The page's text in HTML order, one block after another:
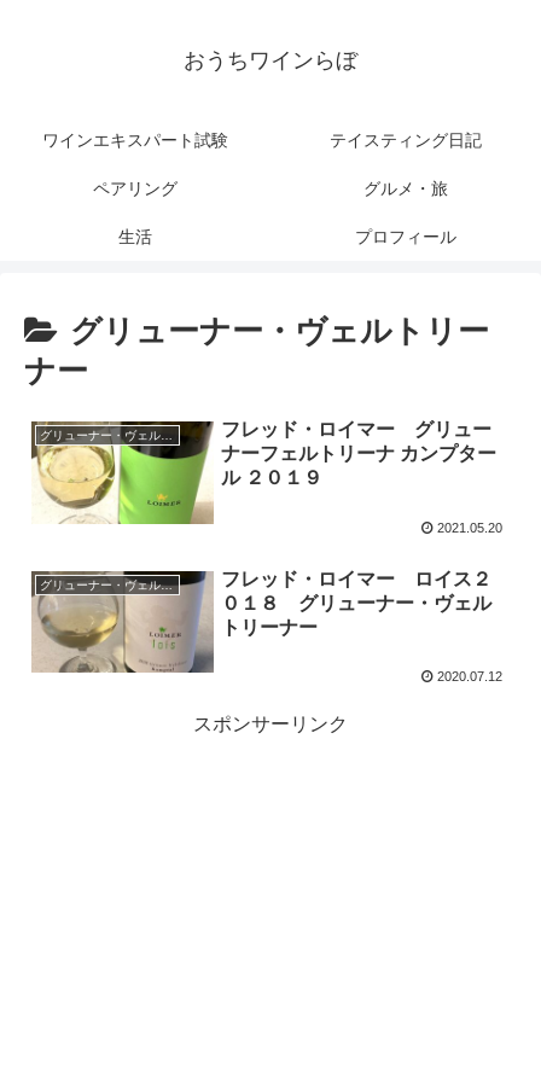
おうちワインらぼ
ワインエキスパート試験 テイスティング日記
ペアリング グルメ・旅
生活 プロフィール
グリューナー・ヴェルトリー
ナー
グリューナー・ヴェルトリーナー
フレッド・ロイマー グリュー
ナーフェルトリーナ カンプター
ル ２０１９
2021.05.20
グリューナー・ヴェルトリーナー
フレッド・ロイマー ロイス２
０１８ グリューナー・ヴェル
トリーナー
2020.07.12
スポンサーリンク